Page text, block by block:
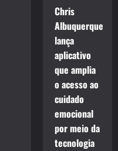
Chris
Albuquerque
lança
aplicativo
que amplia
o acesso ao
cuidado
emocional
por meio da
tecnologia